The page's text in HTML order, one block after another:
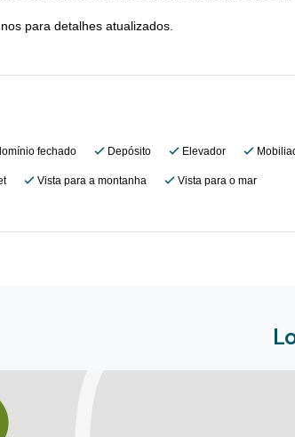
para detalhes atualizados.
fechado Depósito Elevador
Vista para a montanha Vista para o mar